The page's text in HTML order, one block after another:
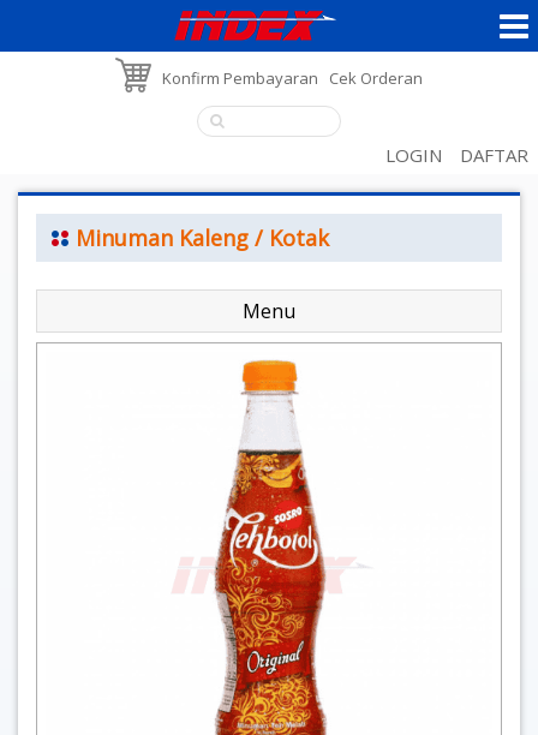
Konfirm Pembayaran Cek Orderan
LOGIN DAFTAR
Minuman Kaleng / Kotak
Menu